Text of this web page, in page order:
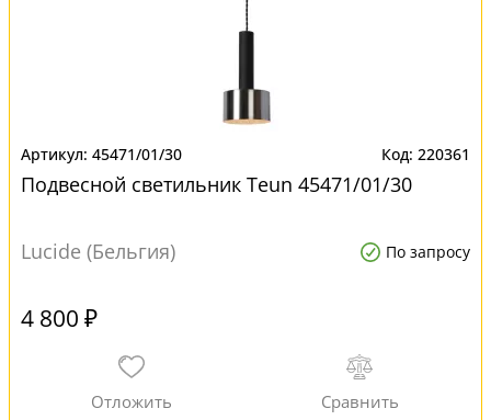
45471/01/30 220361
Подвесной светильник Teun 45471/01/30
Lucide (Бельгия) По запросу
4 800 ₽